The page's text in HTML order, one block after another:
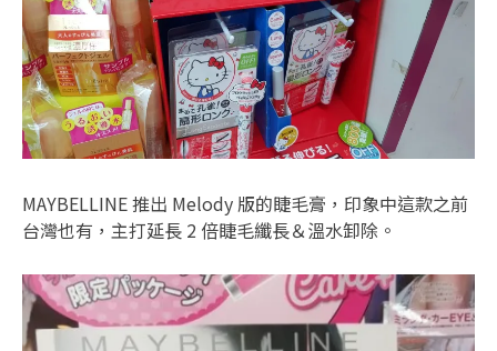
MAYBELLINE 推出 Melody 版的睫毛膏，印象中這款之前
台灣也有，主打延長 2 倍睫毛纖長＆溫水卸除。